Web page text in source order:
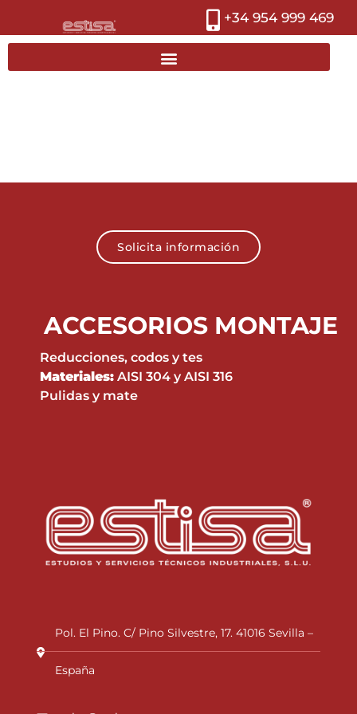
+34 954 999 469
Solicita información
ACCESORIOS MONTAJE
Reducciones, codos y tes
Materiales: AISI 304 y AISI 316
Pulidas y mate
Pol. El Pino. C/ Pino Silvestre, 17. 41016 Sevilla –
España